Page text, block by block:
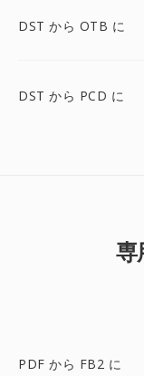
DST から OTB に
DST から PCD に
専
PDF から FB2 に